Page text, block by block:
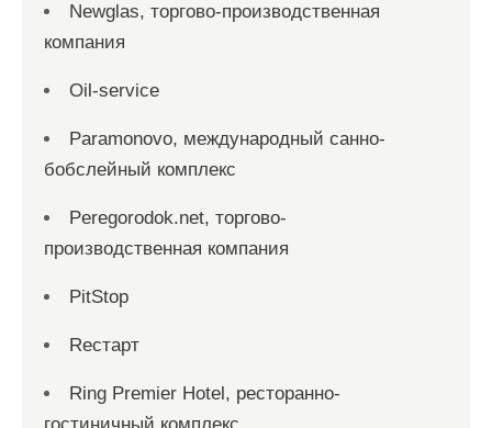
Newglas, торгово-производственная
компания
Oil-service
Paramonovo, международный санно-
бобслейный комплекс
Peregorodok.net, торгово-
производственная компания
PitStop
Reстарт
Ring Premier Hotel, ресторанно-